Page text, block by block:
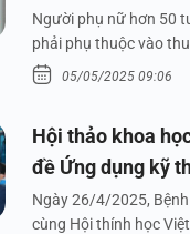
Người phụ nữ hơn 50
phải phụ thuộc vào
05/05/2025 09:06
Hội thảo khoa
đề Ứng dụng kỹ
dưới nước
Ngày 26/4/2025,
cùng Hội thính học